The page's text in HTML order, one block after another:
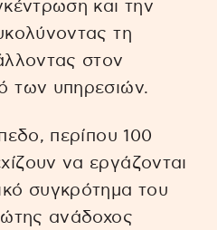
και την
τη
στον
των υπηρεσιών.
περίπου 100
να εργάζονται
συγκρότημα του
ανάδοχος